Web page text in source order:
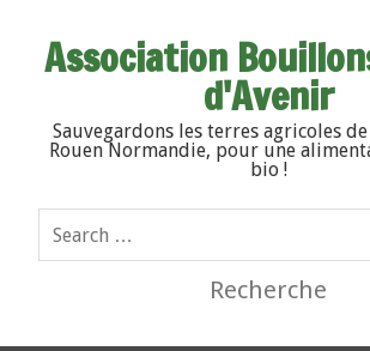
Association
d'Avenir
Sauvegardons les terres agricoles
Rouen Normandie, pour une
bio !
Recherche